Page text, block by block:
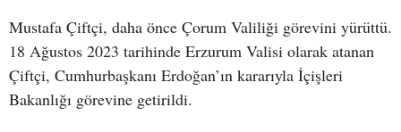
Mustafa Çiftçi, daha önce Çorum Valiliği görevini yürüttü.
18 Ağustos 2023 tarihinde Erzurum Valisi olarak atanan
Çiftçi, Cumhurbaşkanı Erdoğan’ın kararıyla İçişleri
Bakanlığı görevine getirildi.